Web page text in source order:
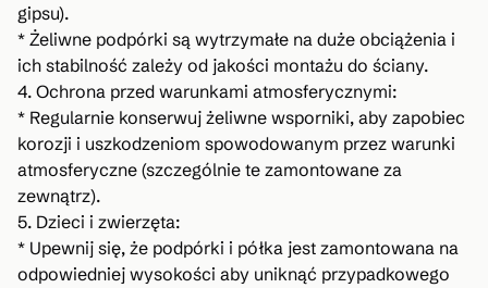
gipsu).
* Żeliwne podpórki są wytrzymałe na duże obciążenia i
ich stabilność zależy od jakości montażu do ściany.
4. Ochrona przed warunkami atmosferycznymi:
* Regularnie konserwuj żeliwne wsporniki, aby zapobiec
korozji i uszkodzeniom spowodowanym przez warunki
atmosferyczne (szczególnie te zamontowane za
zewnątrz).
5. Dzieci i zwierzęta:
* Upewnij się, że podpórki i półka jest zamontowana na
odpowiedniej wysokości aby uniknąć przypadkowego